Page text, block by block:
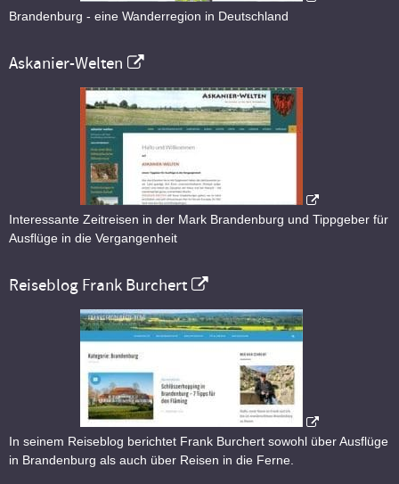
Brandenburg - eine Wanderregion in Deutschland
Askanier-Welten
Interessante Zeitreisen in der Mark Brandenburg und Tippgeber für
Ausflüge in die Vergangenheit
Reiseblog Frank Burchert
In seinem Reiseblog berichtet Frank Burchert sowohl über Ausflüge
in Brandenburg als auch über Reisen in die Ferne.